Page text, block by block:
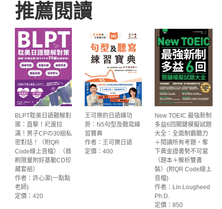
推薦閱讀
BLPT耽美日語聽解對
策：直擊！尺度拉
滿！男子CPの30組私
密對話！（附QR
Code線上音檔）（首
刷限量附好基動CD珍
藏套組）
作者：許心瀠(一點點
老師)
定價：420
王可樂的日語練功
房：N5句型及聽寫練
習寶典
作者：王可樂日語
定價：400
New TOEIC 最強新制
多益6回關鍵模擬試題
大全：全面制霸聽力
＋閱讀所有考題，奪
下黃金證書勢不可當
（題本＋解析雙書
裝）(附QR Code線上
音檔)
作者：Lin Lougheed
Ph.D.
定價：850